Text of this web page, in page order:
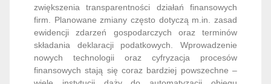
zwiększenia transparentności działań finansowych
firm. Planowane zmiany często dotyczą m.in. zasad
ewidencji zdarzeń gospodarczych oraz terminów
składania deklaracji podatkowych. Wprowadzenie
nowych technologii oraz cyfryzacja procesów
finansowych stają się coraz bardziej powszechne –